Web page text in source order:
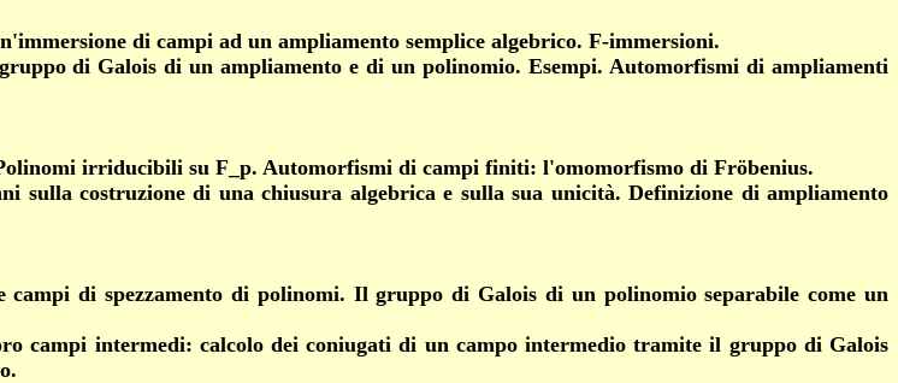
di campi ad un ampliamento semplice algebrico. F-immersioni.
di Galois di un ampliamento e di un polinomio. Esempi. Automorfismi di ampliamenti
irriducibili su F_p. Automorfismi di campi finiti: l'omomorfismo di Fröbenius.
sulla costruzione di una chiusura algebricae sulla sua unicità. Definizione di ampliamento
di spezzamento di polinomi. Il gruppo di Galois di un polinomio separabile come un
campi intermedi: calcolo dei coniugati di un campo intermedio tramite il gruppo di Galois